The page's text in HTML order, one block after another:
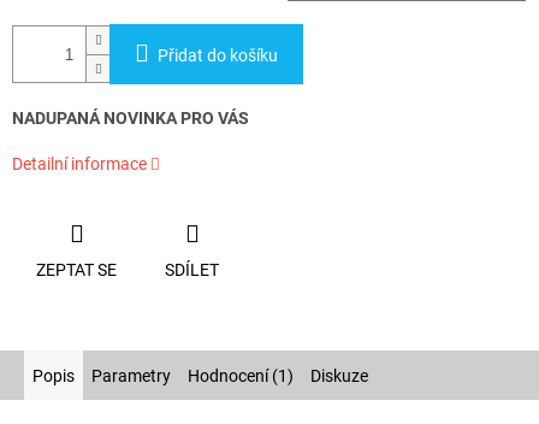
Přidat do košíku
NADUPANÁ NOVINKA PRO VÁS
Detailní informace
ZEPTAT SE SDÍLET
Popis Parametry Hodnocení (1) Diskuze